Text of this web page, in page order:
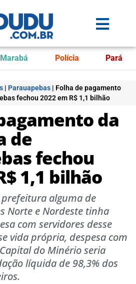
Marabá Polícia Pará
| Parauapebas | Folha de pagamento
fechou 2022 em R$ 1,1 bilhão
da
de
fechou
1,1 bilhão
alguma de
Norte e Nordeste tinha
com servidores desse
vida própria, despesa com
do Minério seria
líquida de 98,3% dos